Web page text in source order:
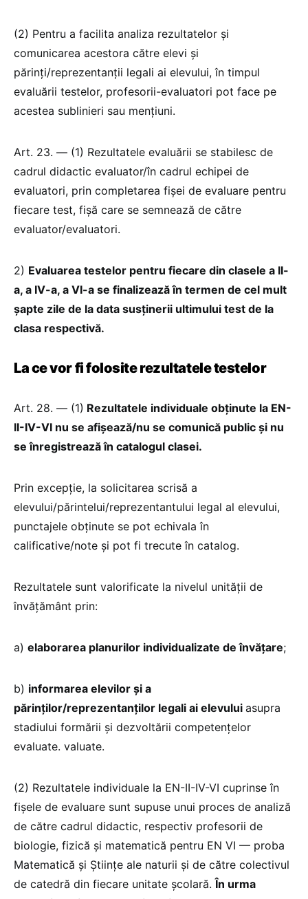
(2) Pentru a facilita analiza rezultatelor și
comunicarea acestora către elevi și
părinți/reprezentanții legali ai elevului, în timpul
evaluării testelor, profesorii-evaluatori pot face pe
acestea sublinieri sau mențiuni.
Art. 23. — (1) Rezultatele evaluării se stabilesc de
cadrul didactic evaluator/în cadrul echipei de
evaluatori, prin completarea fișei de evaluare pentru
fiecare test, fișă care se semnează de către
evaluator/evaluatori.
2) Evaluarea testelor pentru fiecare din clasele a II-
a, a IV-a, a VI-a se finalizează în termen de cel mult
șapte zile de la data susținerii ultimului test de la
clasa respectivă.
La ce vor fi folosite rezultatele testelor
Art. 28. — (1) Rezultatele individuale obținute la EN-
II-IV-VI nu se afișează/nu se comunică public și nu
se înregistrează în catalogul clasei.
Prin excepție, la solicitarea scrisă a
elevului/părintelui/reprezentantului legal al elevului,
punctajele obținute se pot echivala în
calificative/note și pot fi trecute în catalog.
Rezultatele sunt valorificate la nivelul unității de
învățământ prin:
a) elaborarea planurilor individualizate de învățare;
b) informarea elevilor și a
părinților/reprezentanților legali ai elevului asupra
stadiului formării și dezvoltării competențelor
evaluate. valuate.
(2) Rezultatele individuale la EN-II-IV-VI cuprinse în
fișele de evaluare sunt supuse unui proces de analiză
de către cadrul didactic, respectiv profesorii de
biologie, fizică și matematică pentru EN VI — proba
Matematică și Științe ale naturii și de către colectivul
de catedră din fiecare unitate școlară.În urma